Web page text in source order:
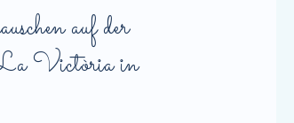
auf der
Victòria in